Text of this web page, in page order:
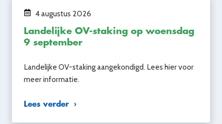
4 augustus 2026
Landelijke OV-staking op woensdag
9 september
Landelijke OV-staking aangekondigd. Lees hier voor
meer informatie.
Lees verder